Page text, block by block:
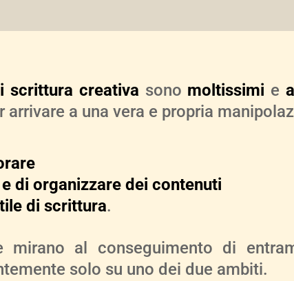
scrittura creativa sono moltissimi e
a una vera e propria
di organizzare dei contenuti
di scrittura.
mirano al conseguimento di
solo su uno dei due ambiti.